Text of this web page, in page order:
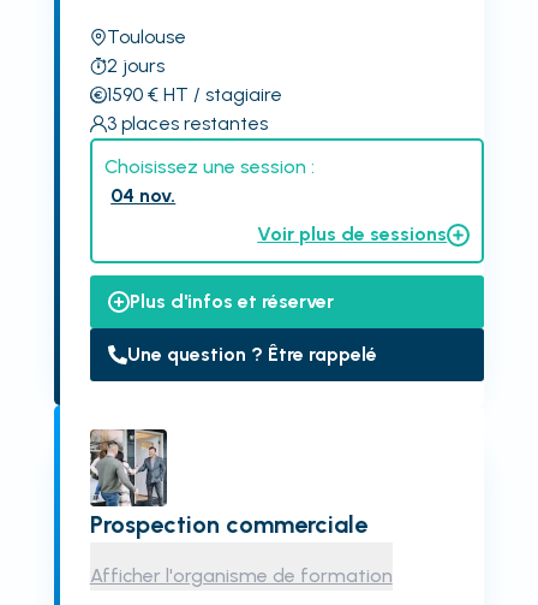
Toulouse
2 jours
1590€ HT / stagiaire
3 places restantes
Choisissez une session :
04 nov.
Voir plus de sessions
Plus d'infos et réserver
Une question ? Être rappelé
Prospection commerciale
Afficher l'organisme de formation